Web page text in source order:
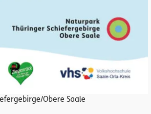
Obere Saale